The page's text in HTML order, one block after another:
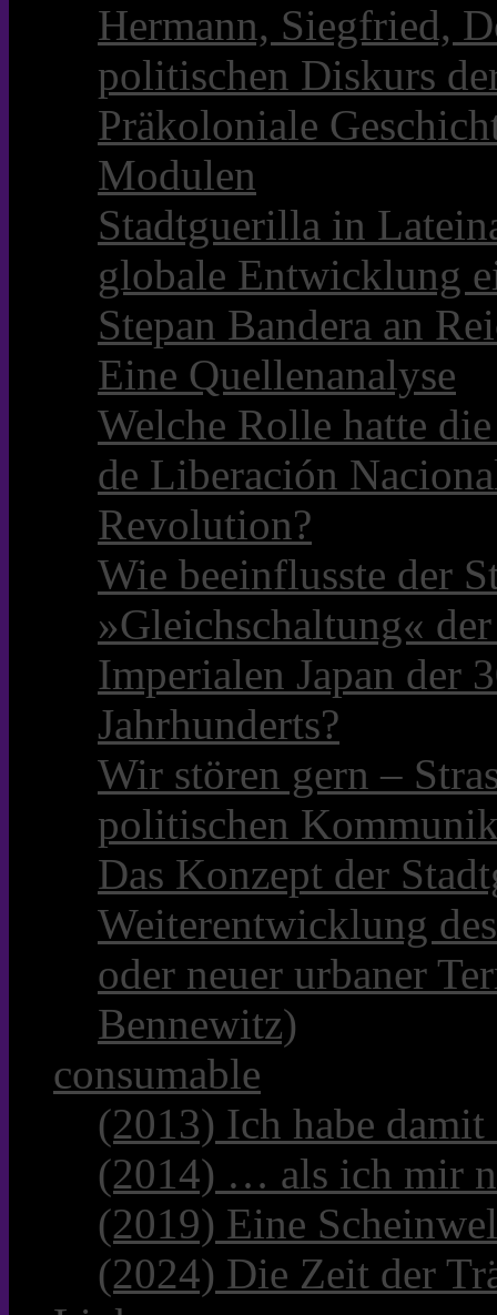
Hermann, Siegfried,
politischen Diskurs
Präkoloniale
Modulen
Stadtguerilla in
globale Entwicklung
Stepan Bandera an
Eine Quellenanalyse
Welche Rolle hatte
de Liberación
Revolution?
Wie beeinflusste der
»Gleichschaltung«
Imperialen Japan der
Jahrhunderts?
Wir stören gern –
politischen
Das Konzept der
Weiterentwicklung
oder neuer urbaner
Bennewitz)
consumable
(2013) Ich habe
(2014) … als ich mir
(2019) Eine
(2024) Die Zeit der